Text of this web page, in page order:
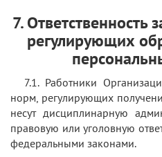
7.
регулирующих
7.1. Работники
норм, регулирующих
несут дисциплинарную
правовую или уголовную
федеральными законами.